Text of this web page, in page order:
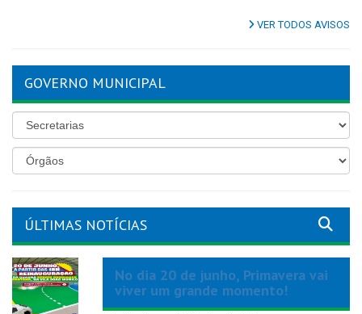
VER TODOS AVISOS
GOVERNO MUNICIPAL
ÚLTIMAS NOTÍCIAS
No dia 20 de junho, Primavera vai
viver um grande momento!